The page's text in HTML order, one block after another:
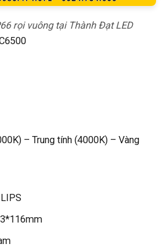
rọi vuông tại Thành Đạt LED
– Trung tính (4000K) – Vàng